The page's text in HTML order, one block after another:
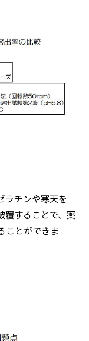
ラチンや寒天を
覆することで、薬
ことができま